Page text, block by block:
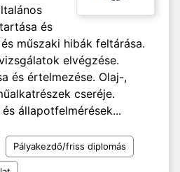
és
műszaki hibák feltárása.
elvégzése.
és értelmezése. Olaj-,
cseréje.
állapotfelmérések...
Pályakezdő/friss diplomás